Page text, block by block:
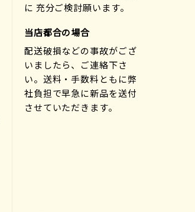
に 充分ご検討願います。
当店都合の場合
配送破損などの事故がござ
いましたら、ご連絡下さ
い。送料・手数料ともに弊
社負担で早急に新品を送付
させていただきます。